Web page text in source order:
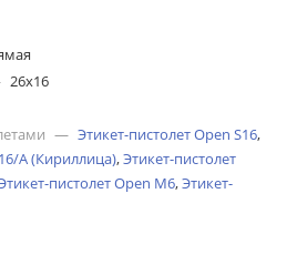
26х16
— Этикет-пистолет Open S16,
А (Кириллица),Этикет-пистолет
пистолет Open M6,Этикет-